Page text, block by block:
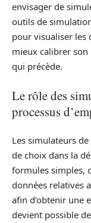
envisager de
outils de
pour visualiser les
mieux calibrer son
qui précède.
Le rôle des
processus
Les simulateurs
de choix dans la
formules simples,
données relatives
afin d’obtenir une
devient possible